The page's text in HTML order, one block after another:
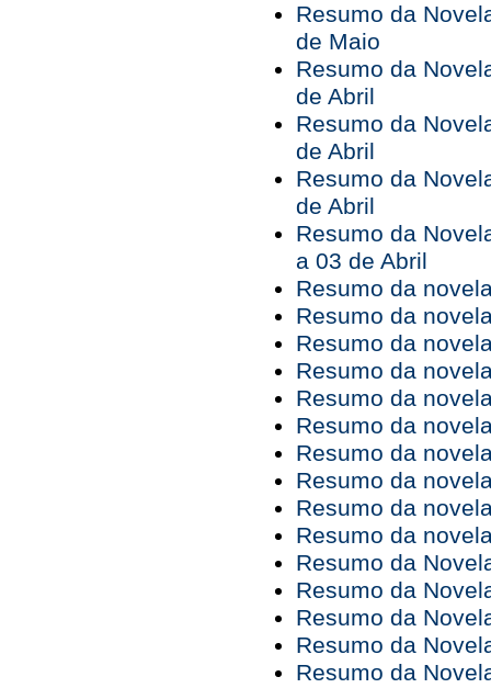
Resumo da
de Maio
Resumo da
de Abril
Resumo da
de Abril
Resumo da
de Abril
Resumo da
a 03 de Abril
Resumo da
Resumo da
Resumo da
Resumo da
Resumo da
Resumo da
Resumo da
Resumo da
Resumo da
Resumo da
Resumo da
Resumo da
Resumo da
Resumo da
Resumo da